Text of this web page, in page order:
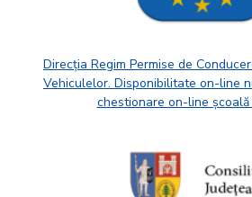
Direcția Regim Permise de
Vehiculelor. Disponibilitate on-line
chestionare on-line